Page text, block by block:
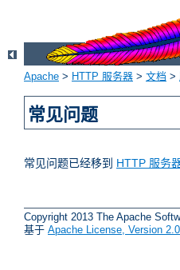
Apache > HTTP 服务器 > 文档 >
常见问题
常见问题已经移到 HTTP 服务
Copyright 2013 The Apache
基于 Apache License, Version 2.0